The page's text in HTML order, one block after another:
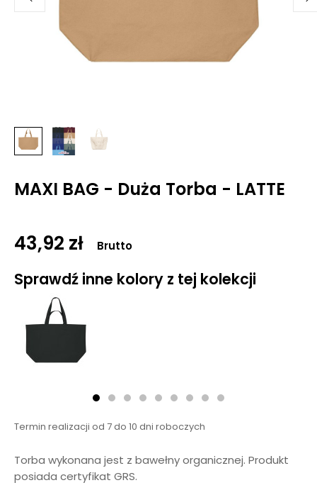
MAXI BAG - Duża Torba - LATTE
43,92 zł Brutto
Sprawdź inne kolory z tej kolekcji
Termin realizacji od 7 do 10 dni roboczych
Torba wykonana jest z bawełny organicznej. Produkt
posiada certyfikat GRS.